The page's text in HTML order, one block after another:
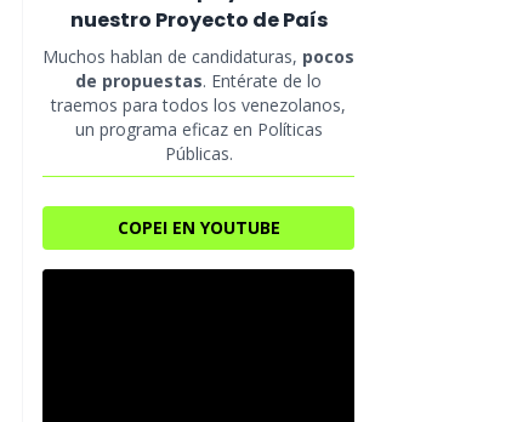
nuestro Proyecto de País
Muchos hablan de candidaturas, pocos
de propuestas. Entérate de lo
traemos para todos los venezolanos,
un programa eficaz en Políticas
Públicas.
COPEI EN YOUTUBE